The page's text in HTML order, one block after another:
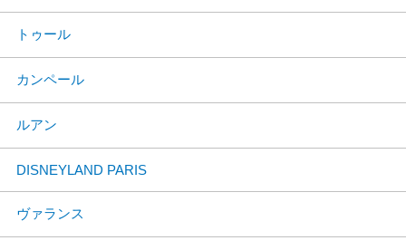
トゥール
カンペール
ルアン
DISNEYLAND PARIS
ヴァランス